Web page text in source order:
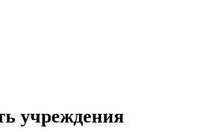
учреждения